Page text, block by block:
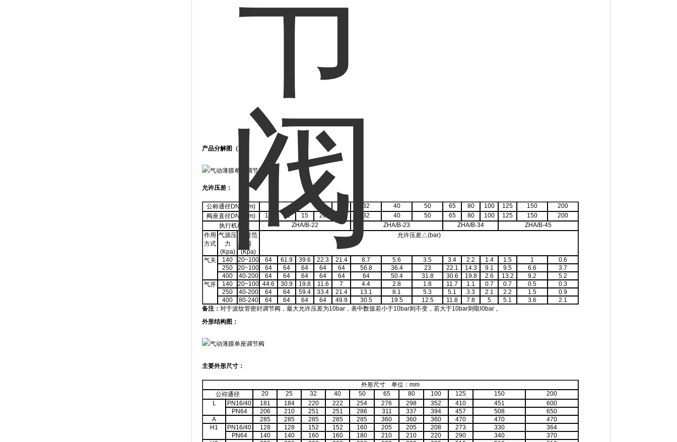
产品分解图（2）:
允许压差：
公称通径DN (mm) 32 40 50 65 80 100 125 150
200
阀座直径DN (mm) 10 12 15 20 32 40 50 65 80 100 125 150
200
执行机构
ZHA/B-22 ZHA/B-23 ZHA/B-34
ZHA/B-45
作用
方式
气源压
力
(Kpa)
弹簧范
围
(Kpa)
允许压差△(bar)
气关 140 20~100 64 61.9 39.6 22.3 21.4 8.7 5.6 3.5 3.4 2.2 1.4 1.5 1
0.6
250
20~100 64 64 64 64 64 56.8 36.4 23 22.1 14.3 9.1 9.5 6.6
3.7
400
40-200 64 64 64 64 64 64 50.4 31.8 30.6 19.8 2.6 13.2 9.2
5.2
气开
140 20~100 44.6 30.9 19.8 11.6 7 4.4 2.8 1.8 11.7 1.1 0.7 0.7 0.5
0.3
250
40-200 64 64 59.4 33.4 21.4 13.1 8.1 5.3 5.1 3.3 2.1 2.2 1.5
0.9
400
80-240 64 64 64 64 49.9 30.5 19.5 12.5 11.8 7.8 5 5.1 3.6
2.1
备注： 对于波纹管密封调节阀，最大允许压差为10bar，表中数值若小于10bar则不变，若大于10bar则取l0bar 。
外形结构图：
主要外形尺寸：
外形尺寸 单位：mm
公祢通径
20 25 32 40 50 65 80 100 125 150
200
L
PN16/40 181 184 220 222 254 276 298 352 410 451
600
PN64
206 210 251 251 286 311 337 394 457 508
650
A
285 285 285 285 285 360 360 360 470 470
470
H1
PN16/40 128 128 152 152 160 205 205 208 273 330
364
PN64
140 140 160 160 180 210 210 220 290 340
370